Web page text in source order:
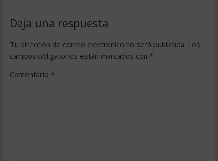
Deja una respuesta
Tu dirección de correo electrónico no será publicada. Los
campos obligatorios están marcados con *
Comentario *